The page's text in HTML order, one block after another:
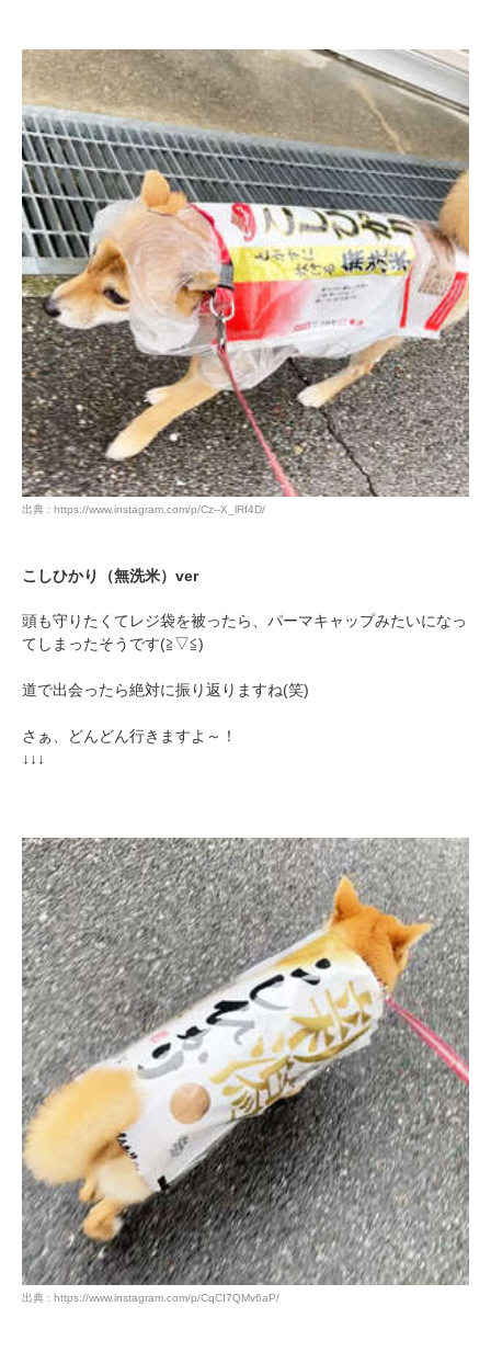
出典 : https://www.instagram.com/p/Cz--X_lRf4D/
こしひかり（無洗米）ver
頭も守りたくてレジ袋を被ったら、パーマキャップみたいになっ
てしまったそうです(≧▽≦)
道で出会ったら絶対に振り返りますね(笑)
さぁ、どんどん行きますよ～！
↓↓↓
出典 : https://www.instagram.com/p/CqCI7QMv6aP/
閉じる
pecodogs
いぬ部をフォロー
pecocats
ねこ部をフォロー
PECOアプリをダウンロード済みの方
アプリで開く
アプリをダウンロードする